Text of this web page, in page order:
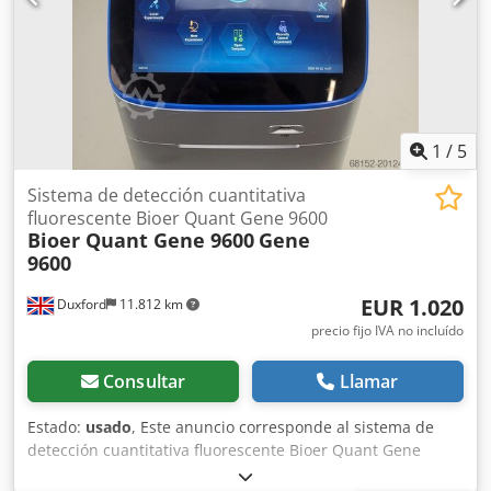
1 / 5
Duxford 11.812 km
Sistema de detección cuantitativa
fluorescente Bioer Quant Gene 9600
Bioer Quant Gene 9600 Gene
9600
EUR 1.020
precio fijo IVA no incluído
Consultar Llamar
Estado: usado, Este anuncio corresponde al sistema de
detección cuantitativa fluorescente Bioer Quant Gene
9600. El equipo está en perfecto estado de funcionamiento